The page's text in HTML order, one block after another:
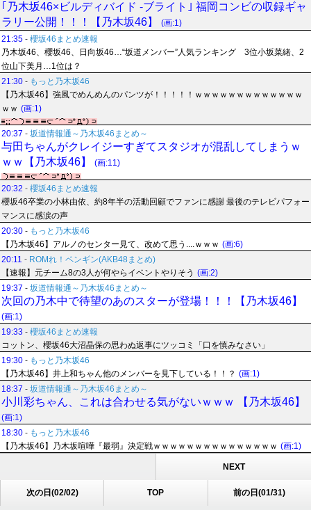
｢乃木坂46×ビルディバイド -ブライト｣ 福岡コンビの収録ギャ
ラリー公開！！！【乃木坂46】
(画:1)
21:35 - 櫻坂46まとめ速報
乃木坂46、櫻坂46、日向坂46…“坂道メンバー”人気ランキング 3位小坂菜緒、2
位山下美月…1位は？
21:30 - もっと乃木坂46
【乃木坂46】強風でめんめんのパンツが！！！！！ｗｗｗｗｗｗｗｗｗｗｗｗｗ
ｗｗ (画:1)
20:37 - 坂道情報通～乃木坂46まとめ～
与田ちゃんがクレイジーすぎてスタジオが混乱してしまうｗ
ｗｗ【乃木坂46】
(画:11)
20:32 - 櫻坂46まとめ速報
櫻坂46卒業の小林由依、約8年半の活動回顧でファンに感謝 最後のテレビパフォー
マンスに感涙の声
20:30 - もっと乃木坂46
【乃木坂46】アルノのセンター見て、改めて思う....ｗｗｗ (画:6)
20:11 - ROMれ！ペンギン(AKB48まとめ)
【速報】元チーム8の3人が何やらイベントやりそう (画:2)
19:37 - 坂道情報通～乃木坂46まとめ～
次回の乃木中で待望のあのスターが登場！！！【乃木坂46】
(画:1)
19:33 - 櫻坂46まとめ速報
コットン、櫻坂46大沼晶保の思わぬ返事にツッコミ「口を慎みなさい」
19:30 - もっと乃木坂46
【乃木坂46】井上和ちゃん他のメンバーを見下している！！？ (画:1)
18:37 - 坂道情報通～乃木坂46まとめ～
小川彩ちゃん、これは合わせる気がないｗｗｗ 【乃木坂46】
(画:1)
18:30 - もっと乃木坂46
【乃木坂46】乃木坂喧嘩『最弱』決定戦ｗｗｗｗｗｗｗｗｗｗｗｗｗｗｗ (画:1)
NEXT
次の日(02/02) TOP 前の日(01/31)